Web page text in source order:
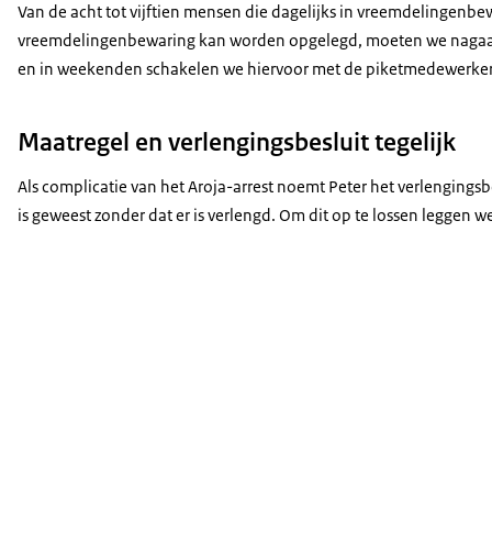
Van de acht tot vijftien mensen die dagelijks in
vreemdelingenbewaring kan worden opgelegd, moeten we
en in weekenden schakelen we hiervoor met de
Maatregel en verlengingsbesluit tegelijk
Als complicatie van het Aroja-arrest noemt Peter het
is geweest zonder dat er is verlengd. Om dit op te lossen